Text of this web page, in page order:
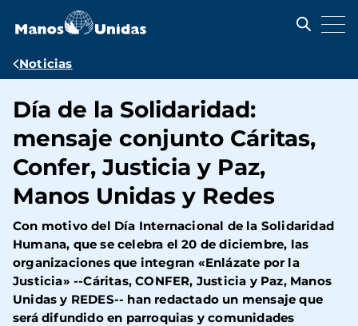
contenido
Ruta
navegación
Noticias
Día de la Solidaridad:
mensaje conjunto Cáritas,
Confer, Justicia y Paz,
Manos Unidas y Redes
Con motivo del Día Internacional de la Solidaridad
Humana, que se celebra el 20 de diciembre, las
organizaciones que integran «Enlázate por la
Justicia» --Cáritas, CONFER, Justicia y Paz, Manos
Unidas y REDES-- han redactado un mensaje que
será difundido en parroquias y comunidades